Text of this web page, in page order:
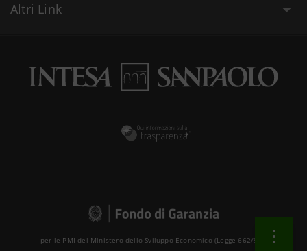
Altri Link
per le PMI del Ministero dello Sviluppo Economico (Legge 662/96 )